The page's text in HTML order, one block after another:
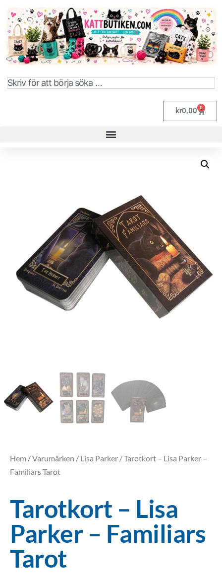
kr0,00 0
Hem /Varumärken / Lisa Parker / Tarotkort – Lisa Parker –
Familiars Tarot
Tarotkort – Lisa
Parker – Familiars
Tarot